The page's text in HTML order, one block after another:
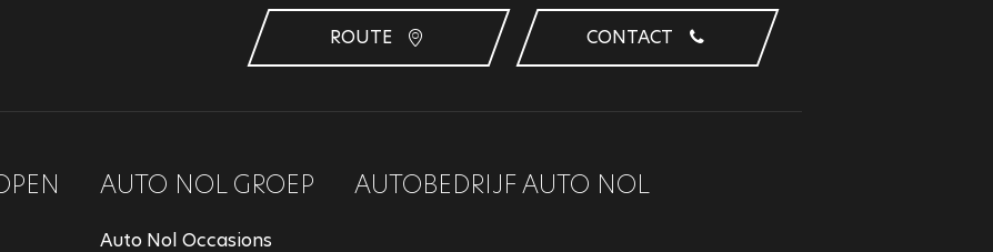
ROUTE CONTACT
AUTO NOL GROEP
Auto Nol Occasions
AUTOBEDRIJF AUTO NOL